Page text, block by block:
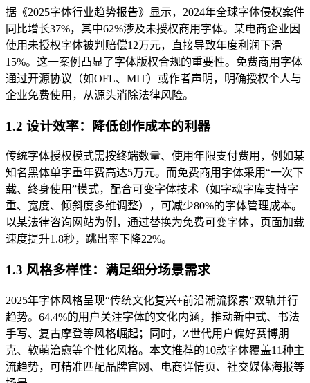
据《2025字体行业趋势报告》显示，2024年全球字体侵权案件
同比增长37%，其中62%涉及未授权商用字体。某电商企业因
使用未授权字体被判赔偿12万元，直接导致年度利润下滑
15%。这一案例凸显了字体版权合规的重要性。免费商用字体
通过开源协议（如OFL、MIT）或作者声明，明确授权个人与
企业免费使用，从源头消除法律风险。
1.2 设计效率：降低创作成本的利器
传统字体授权模式需按终端数量、使用年限支付费用，例如某
知名黑体单字重年费高达5万元。而免费商用字体采用“一次下
载、终身使用”模式，配合可变字体技术（如字魂字库支持字
重、宽度、倾斜度多维调整），可减少80%的字体管理成本。
以某法律咨询网站为例，通过替换为免费可变字体，页面加载
速度提升1.8秒，跳出率下降22%。
1.3 风格多样性：满足细分场景需求
2025年字体风格呈现“传统文化复兴+前沿潮流探索”双轨并行
趋势。64.4%的用户关注字体的文化内涵，推动新中式、书法
手写、复古摩登等风格崛起；同时，Z世代用户偏好赛博朋
克、软萌治愈等个性化风格。本文推荐的10款字体覆盖11种主
流趋势，可精准匹配品牌官网、电商详情页、社交媒体海报等